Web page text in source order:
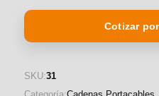
Perfil Q
Raíles
Cotizar
SKU:31